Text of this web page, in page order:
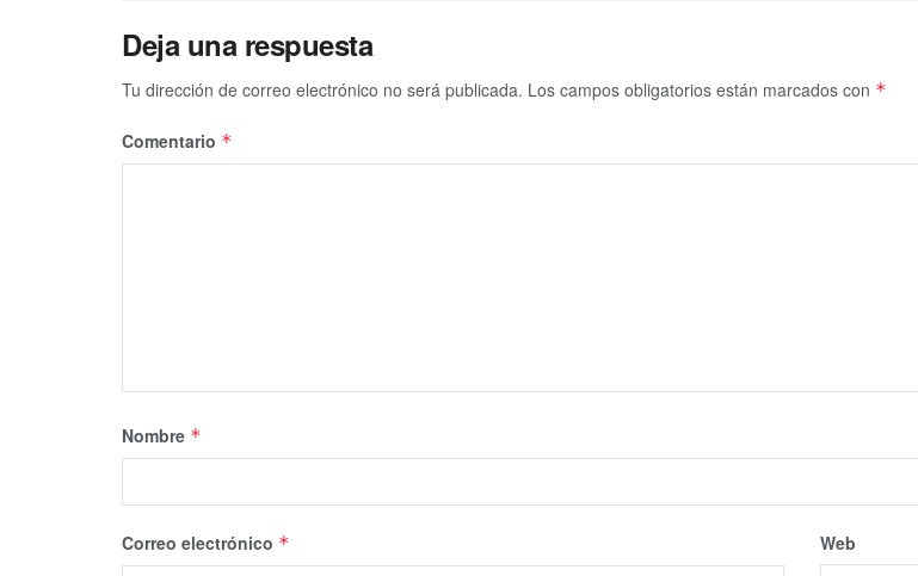
Deja una respuesta
Tu dirección de correo electrónico no será publicada. Los campos obligatorios están marcados con *
Comentario *
Nombre *
Correo electrónico * Web